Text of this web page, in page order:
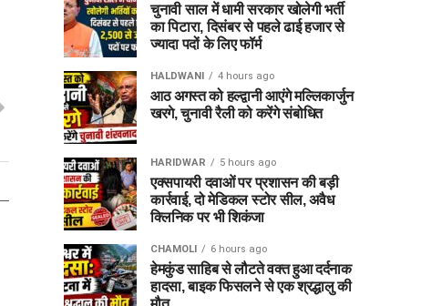
चुनावी साल में धामी सरकार खोलेगी भर्ती
का पिटारा, दिसंबर से पहले ढाई हजार से
ज्यादा पदों के लिए फॉर्म
HALDWANI 4 hours ago
आठ अगस्त को हल्द्वानी आएंगे मल्लिकार्जुन
खरगे, चुनावी रैली को करेंगे संबोधित
HARIDWAR 5 hours ago
एक्सपायरी दवाओं पर प्रशासन की बड़ी
कार्रवाई, दो मेडिकल स्टोर सील, अवैध
क्लिनिक पर भी शिकंजा
CHAMOLI 6 hours ago
हेमकुंड साहिब से लौटते वक्त हुआ दर्दनाक
हादसा, बाइक फिसलने से एक श्रद्धालु की